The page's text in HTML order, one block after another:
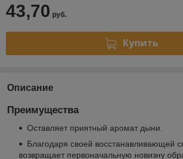
43,70 руб.
Купить
Описание
Преимущества
Оставляет приятный аромат дыни.
Благодаря своей восстанавливающей
возвращает первоначальную новизну